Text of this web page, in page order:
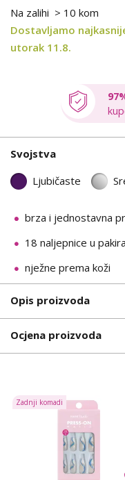
Na zalihi > 10 kom
Dostavljamo
utorak 11.8.
Svojstva
Ljubičaste
brza i jednostavna
18 naljepnice u
nježne prema koži
Opis proizvoda
Ocjena proizvoda
Zadnji komadi